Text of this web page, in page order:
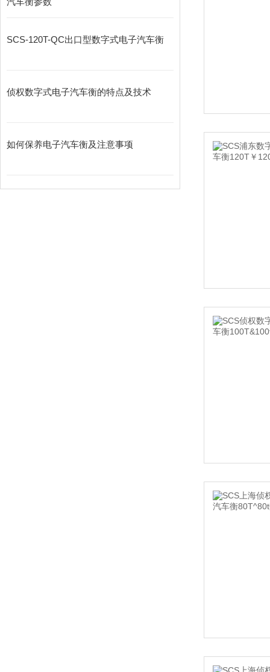
SCS-120T-QC出口型数字式电子汽车衡
侦权数字式电子汽车衡的特点及技术
如何保养电子汽车衡及注意事项